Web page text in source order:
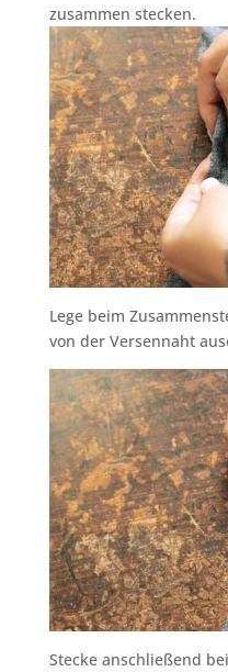
zusammen stecken.
Lege beim
von der Versennaht
Stecke anschließend